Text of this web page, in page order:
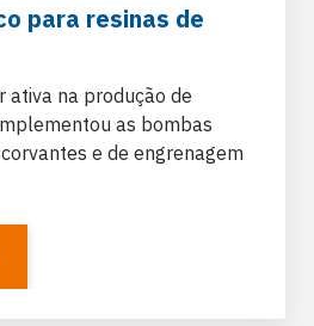
para resinas de
ativa na produção de
as bombas
e de engrenagem